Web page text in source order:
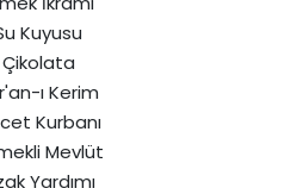
Kuyusu
Çikolata
ı Kerim
Kurbanı
Mevlüt
Yardımı